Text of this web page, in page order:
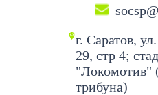
г. Саратов,
29, стр 4;
"Локомотив"
трибуна)